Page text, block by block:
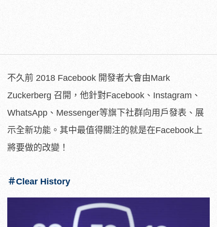
不久前 2018 Facebook 開發者大會由Mark
Zuckerberg 召開，他針對Facebook、Instagram、
WhatsApp、Messenger等旗下社群向用戶發表、展
示全新功能。其中最值得關注的就是在Facebook上
將要做的改變！
＃Clear History